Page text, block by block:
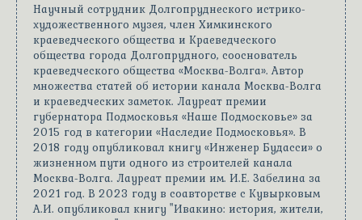
Научный сотрудник Долгопруднеского истрико-
художественного музея, член Химкинского
краеведческого общества и Краеведческого
общества города Долгопрудного, сооснователь
краеведческого общества «Москва-Волга». Автор
множества статей об истории канала Москва-Волга
и краеведческих заметок. Лауреат премии
губернатора Подмосковья «Наше Подмосковье» за
2015 год в категории «Наследие Подмосковья». В
2018 году опубликовал книгу «Инженер Будасси» о
жизненном пути одного из строителей канала
Москва-Волга. Лауреат премии им. И.Е. Забелина за
2021 год. В 2023 году в соавторстве с Кувырковым
А.И. опубликовал книгу "Ивакино: история, жители,